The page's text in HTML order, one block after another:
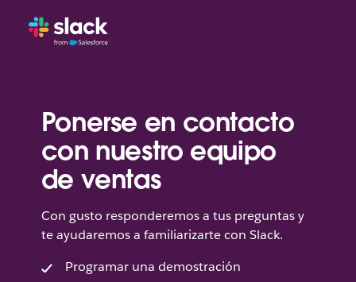
Ponerse en contacto
con nuestro equipo
de ventas
Con gusto responderemos a tus preguntas y
te ayudaremos a familiarizarte con Slack.
Programar una demostración